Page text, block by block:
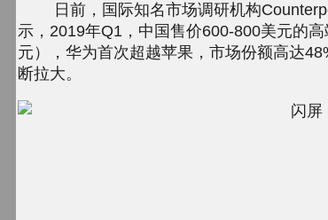
日前，国际知名市场调研机构
示，2019年Q1，中国售价600-800美元的
元），华为首次超越苹果，市场份额高达
断拉大。